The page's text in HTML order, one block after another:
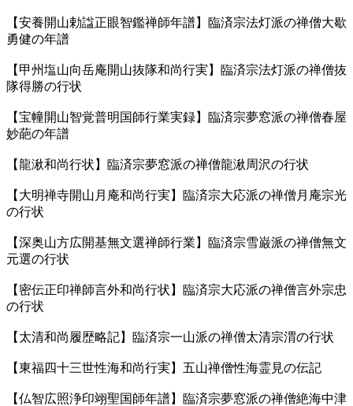
【安養開山勅諡正眼智鑑禅師年譜】臨済宗法灯派の禅僧大歇
勇健の年譜
【甲州塩山向岳庵開山抜隊和尚行実】臨済宗法灯派の禅僧抜
隊得勝の行状
【宝幢開山智覚普明国師行業実録】臨済宗夢窓派の禅僧春屋
妙葩の年譜
【龍湫和尚行状】臨済宗夢窓派の禅僧龍湫周沢の行状
【大明禅寺開山月庵和尚行実】臨済宗大応派の禅僧月庵宗光
の行状
【深奥山方広開基無文選禅師行業】臨済宗雪巌派の禅僧無文
元選の行状
【密伝正印禅師言外和尚行状】臨済宗大応派の禅僧言外宗忠
の行状
【太清和尚履歴略記】臨済宗一山派の禅僧太清宗渭の行状
【東福四十三世性海和尚行実】五山禅僧性海霊見の伝記
【仏智広照浄印翊聖国師年譜】臨済宗夢窓派の禅僧絶海中津